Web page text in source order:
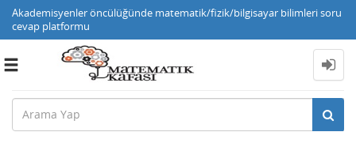
Akademisyenler öncülüğünde matematik/fizik/bilgisayar bilimleri soru
cevap platformu
Toggle